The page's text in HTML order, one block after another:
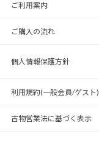
ご利用案内
ご購入の流れ
個人情報保護方針
利用規約(一般会員/ゲスト)
古物営業法に基づく表示